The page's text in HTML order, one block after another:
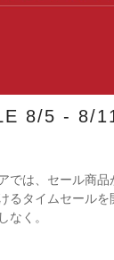
TIME SALE 8/5 - 8/
では、セール商
るタイムセール
なく。